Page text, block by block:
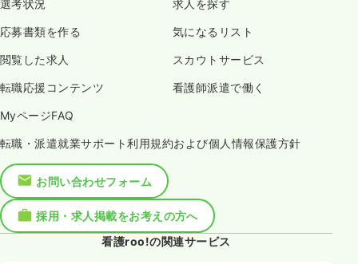
選考状況 求人を探す
応募書類を作る 気になるリスト
閲覧した求人 スカウトサービス
転職応援コンテンツ 看護師派遣で働く
MyページFAQ
転職・派遣就業サポート利用規約および個人情報保護方針
お問い合わせフォーム
採用・求人掲載をお考えの方へ
看護roo!の関連サービス